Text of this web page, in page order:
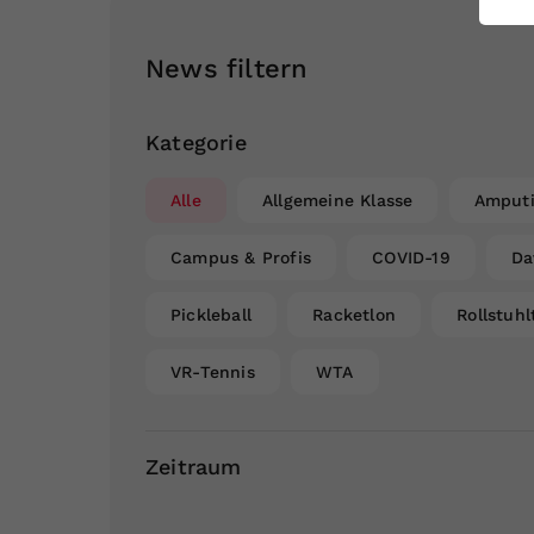
News filtern
Kategorie
Alle Allgemeine Klasse
Campus & Profis COVID-19
Pickleball Racketlon
VR-Tennis WTA
Zeitraum